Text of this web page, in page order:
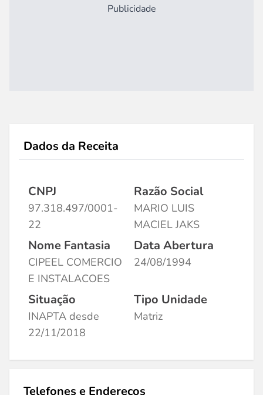
Publicidade
Dados da Receita
CNPJ
97.318.497/0001-
22
Razão Social
MARIO LUIS
MACIEL JAKS
Nome Fantasia
CIPEEL COMERCIO
E INSTALACOES
Data Abertura
24/08/1994
Situação
INAPTA desde
22/11/2018
Tipo Unidade
Matriz
Telefones e Endereços